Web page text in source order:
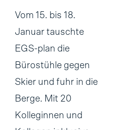
Vom 15. bis 18.
Januar tauschte
EGS-plan die
Bürostühle gegen
Skier und fuhr in die
Berge. Mit 20
Kolleginnen und